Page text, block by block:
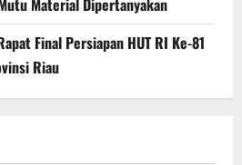
Material Dipertanyakan
Final Persiapan HUT RI Ke-81
Riau